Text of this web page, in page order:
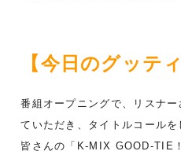
【今日のグッテ
番組オープニングで、リスナ
ていただき、タイトルコールを
皆さんの「K-MIX GOOD-TIE